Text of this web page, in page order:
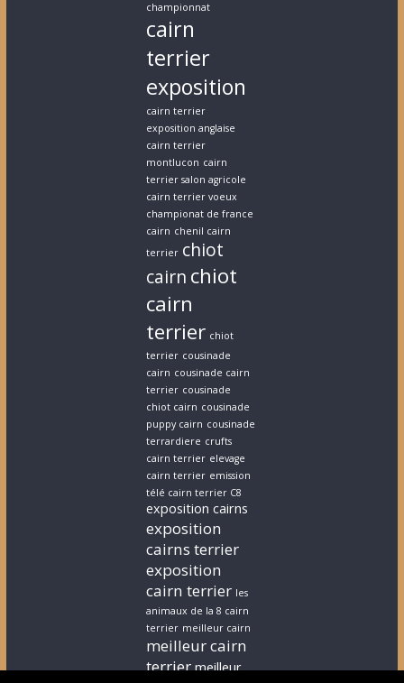
championnat
cairn
terrier
exposition
cairn terrier
exposition anglaise
cairn terrier
montlucon cairn
terrier salon agricole
cairn terrier voeux
championat de france
cairn chenil cairn
terrier chiot
cairn chiot
cairn
terrier chiot
terrier cousinade
cairn cousinade cairn
terrier cousinade
chiot cairn cousinade
puppy cairn cousinade
terrardiere crufts
cairn terrier elevage
cairn terrier emission
télé cairn terrier C8
exposition cairns
exposition
cairns terrier
exposition
cairn terrier les
animaux de la 8 cairn
terrier meilleur cairn
meilleur cairn
terrier meilleur